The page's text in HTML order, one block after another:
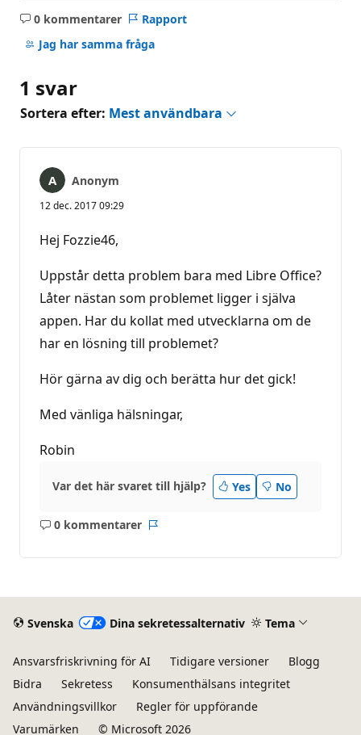
0 kommentarer
Inga
kommentarer
Rapport
Jag har samma fråga
1 svar
Sortera efter: Mest användbara
Anonym
12 dec. 2017 09:29
Hej Fozzie46,
Uppstår detta problem bara med Libre Office?
Låter nästan som problemet ligger i själva
appen. Har du kollat med utvecklarna om de
har en lösning till problemet?
Hör gärna av dig och berätta hur det gick!
Med vänliga hälsningar,
Robin
Var det här svaret till hjälp? Yes No
0 kommentarer
Inga
Svenska Dina sekretessalternativ Tema
Ansvarsfriskrivning för AI Tidigare versioner
Blogg
Bidra
Sekretess
Konsumenthälsans integritet
Användningsvillkor
Regler för uppförande
Varumärken
© Microsoft 2026